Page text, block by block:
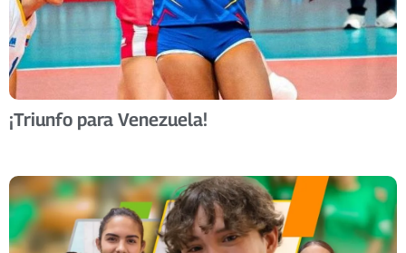
¡Triunfo para Venezuela!